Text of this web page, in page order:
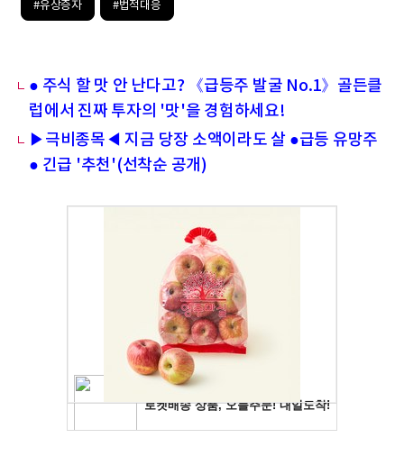
#유상증자 #법적대응
● 주식 할 맛 안 난다고? 《급등주 발굴 No.1》골든클
럽에서 진짜 투자의 '맛'을 경험하세요!
▶극비종목◀ 지금 당장 소액이라도 살 ●급등 유망주
● 긴급 '추천'(선착순 공개)